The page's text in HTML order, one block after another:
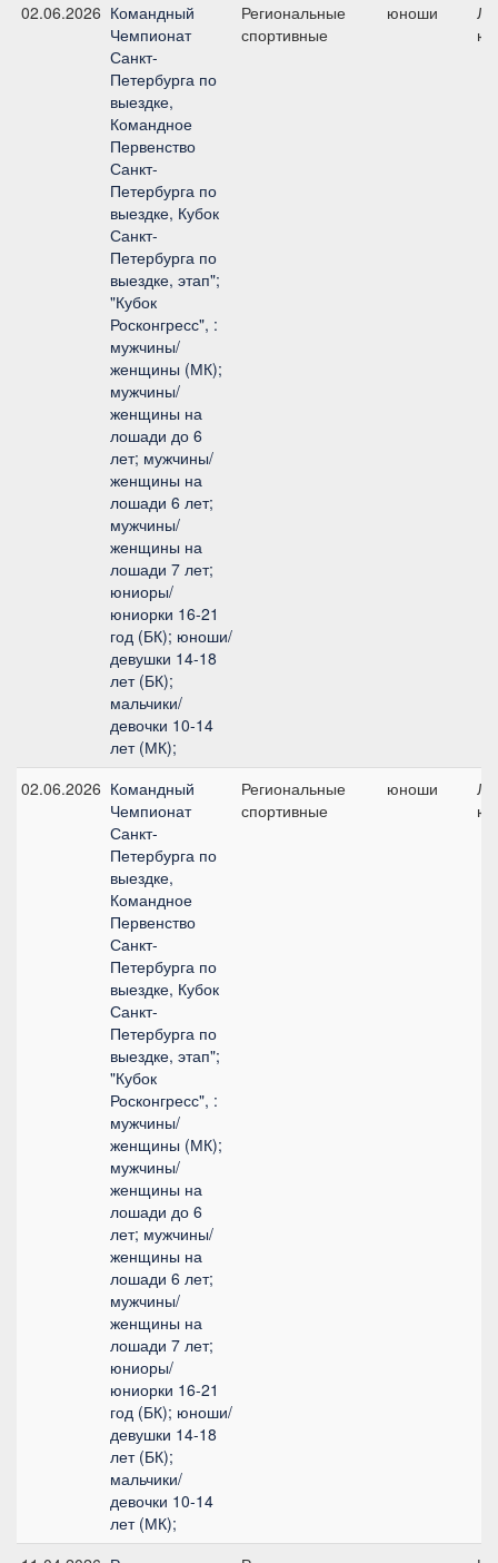
02.06.2026 Командный
Чемпионат
Санкт-
Петербурга по
выездке,
Командное
Первенство
Санкт-
Петербурга по
выездке, Кубок
Санкт-
Петербурга по
выездке, этап";
"Кубок
Росконгресс", :
мужчины/
женщины (МК);
мужчины/
женщины на
лошади до 6
лет; мужчины/
женщины на
лошади 6 лет;
мужчины/
женщины на
лошади 7 лет;
юниоры/
юниорки 16-21
год (БК); юноши/
девушки 14-18
лет (БК);
мальчики/
девочки 10-14
лет (МК);
Региональные
спортивные
юноши
02.06.2026 Командный
Чемпионат
Санкт-
Петербурга по
выездке,
Командное
Первенство
Санкт-
Петербурга по
выездке, Кубок
Санкт-
Петербурга по
выездке, этап";
"Кубок
Росконгресс", :
мужчины/
женщины (МК);
мужчины/
женщины на
лошади до 6
лет; мужчины/
женщины на
лошади 6 лет;
мужчины/
женщины на
лошади 7 лет;
юниоры/
юниорки 16-21
год (БК); юноши/
девушки 14-18
лет (БК);
мальчики/
девочки 10-14
лет (МК);
Региональные
спортивные
юноши